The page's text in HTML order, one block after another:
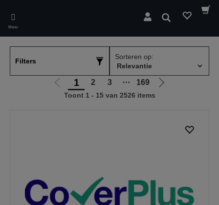
main
content
Menu
Zoeken
Filters
Sorteren op:
Ga
naar
1 2 3 ⋯ 169
Ga
Toont 1 - 15 van 2526 items